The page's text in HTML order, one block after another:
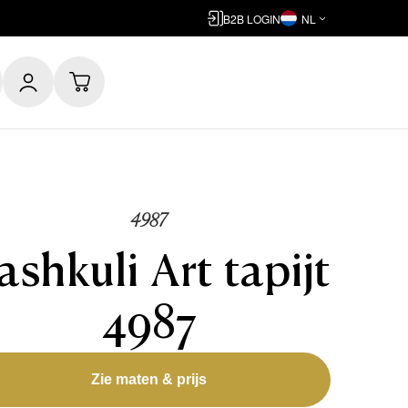
B2B LOGIN NL
4987
Art tapijt
4987
Zie maten & prijs